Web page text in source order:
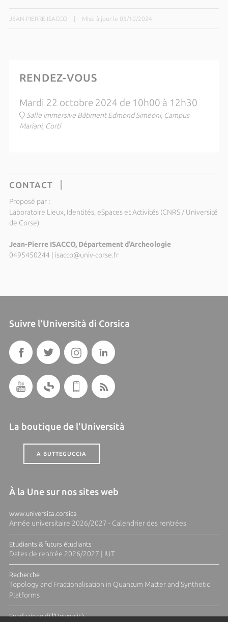
JEAN-PIERRE ISACCO Mise à jour le 03/10/2024
RENDEZ-VOUS
Mardi 22 octobre 2024 de 10h00 à 12h30
Salle immersive Bâtiment Edmond Simeoni, Campus
Mariani, Corti
CONTACT
Proposé par :
Laboratoire Lieux, Identités, eSpaces et Activités (CNRS / Université
de Corse)
Jean-Pierre ISACCO, Département d'Archeologie
0495450244 | isacco@univ-corse.fr
Suivre l'Università di Corsica
La boutique de l'Università
A BUTTEGUCCIA
À la Une sur nos sites web
www.universita.corsica
Année universitaire 2026/2027 - Calendrier des rentrées
Etudiants & futurs étudiants
Dates de rentrée 2026/2027 | IUT
Recherche
Topology and Fractionalisation in Quantum Matter and Synthetic
Platforms
Fundazione di l'Università